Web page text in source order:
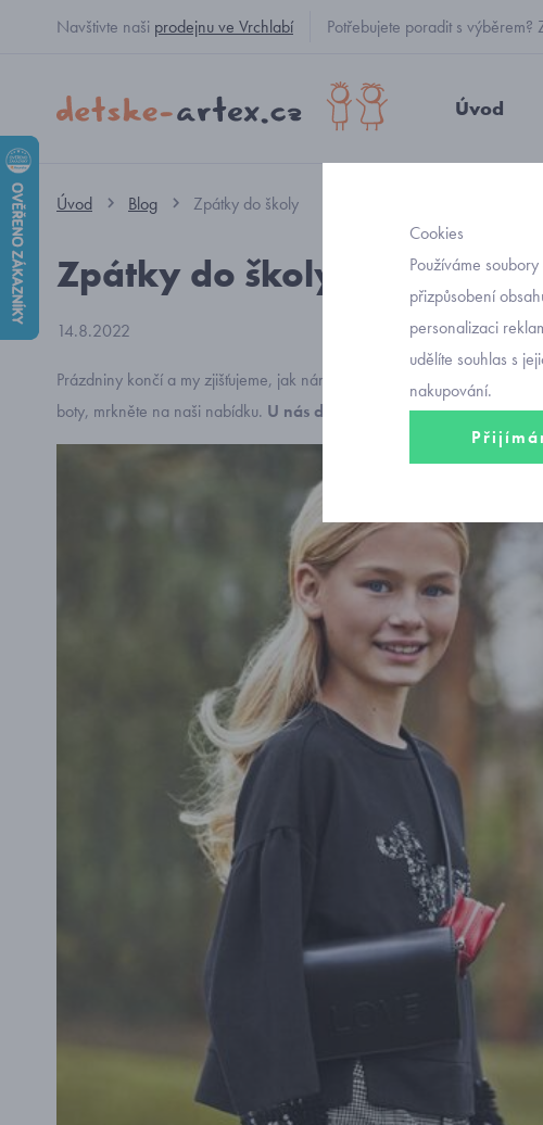
Navštivte naši prodejnu ve Vrchlabí Potřebujete poradit s
Úvod
Úvod Blog Zpátky do školy
Zpátky do školy
14.8.2022
Prázdniny končí a my zjišťujeme, jak nám děti přes léto vyrostly z
boty, mrkněte na naši nabídku. U nás děti i juniory nejen obléknete,
Cookies
Používáme
přizpůsobení
personalizaci
udělíte souhlas s
nakupování.